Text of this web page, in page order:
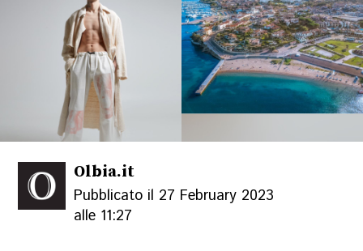
Olbia.it
Pubblicato il 27 February 2023
alle 11:27